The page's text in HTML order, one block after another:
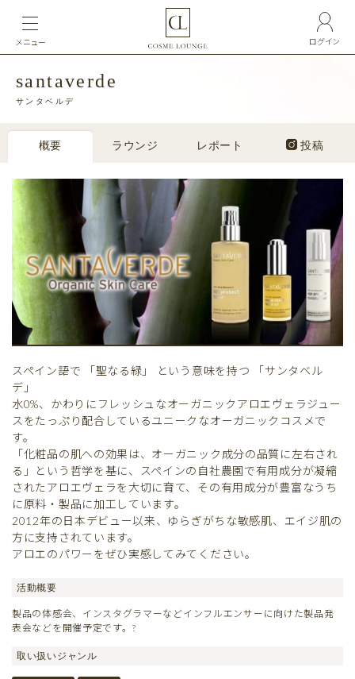
ログイン
メニュー
santaverde
サンタベルデ
概要 ラウンジ レポート 投稿
スペイン語で 「聖なる緑」 という意味を持つ 「サンタベル
デ」
水0%、かわりにフレッシュなオーガニックアロエヴェラジュー
スをたっぷり配合しているユニークなオーガニックコスメで
す。
「化粧品の肌への効果は、オーガニック成分の品質に左右され
る」という哲学を基に、スペインの自社農園で有用成分が凝縮
されたアロエヴェラを大切に育て、その有用成分が豊富なうち
に原料・製品に加工しています。
2012年の日本デビュー以来、ゆらぎがちな敏感肌、エイジ肌の
方に支持されています。
アロエのパワーをぜひ実感してみてください。
活動概要
製品の体感会、インスタグラマーなどインフルエンサーに向けた製品発
表会などを開催予定です。?
取い扱いジャンル